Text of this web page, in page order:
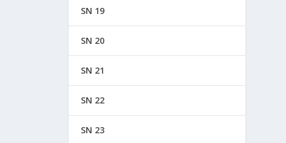
SN 19
SN 20
SN 21
SN 22
SN 23